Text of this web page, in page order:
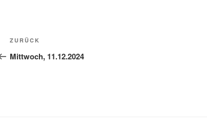
Beitragsnavigation
Vorheriger
Beitrag
ZURÜCK
Mittwoch, 11.12.2024